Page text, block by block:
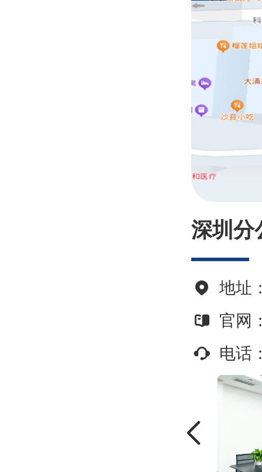
深圳分
地址
官网
电话